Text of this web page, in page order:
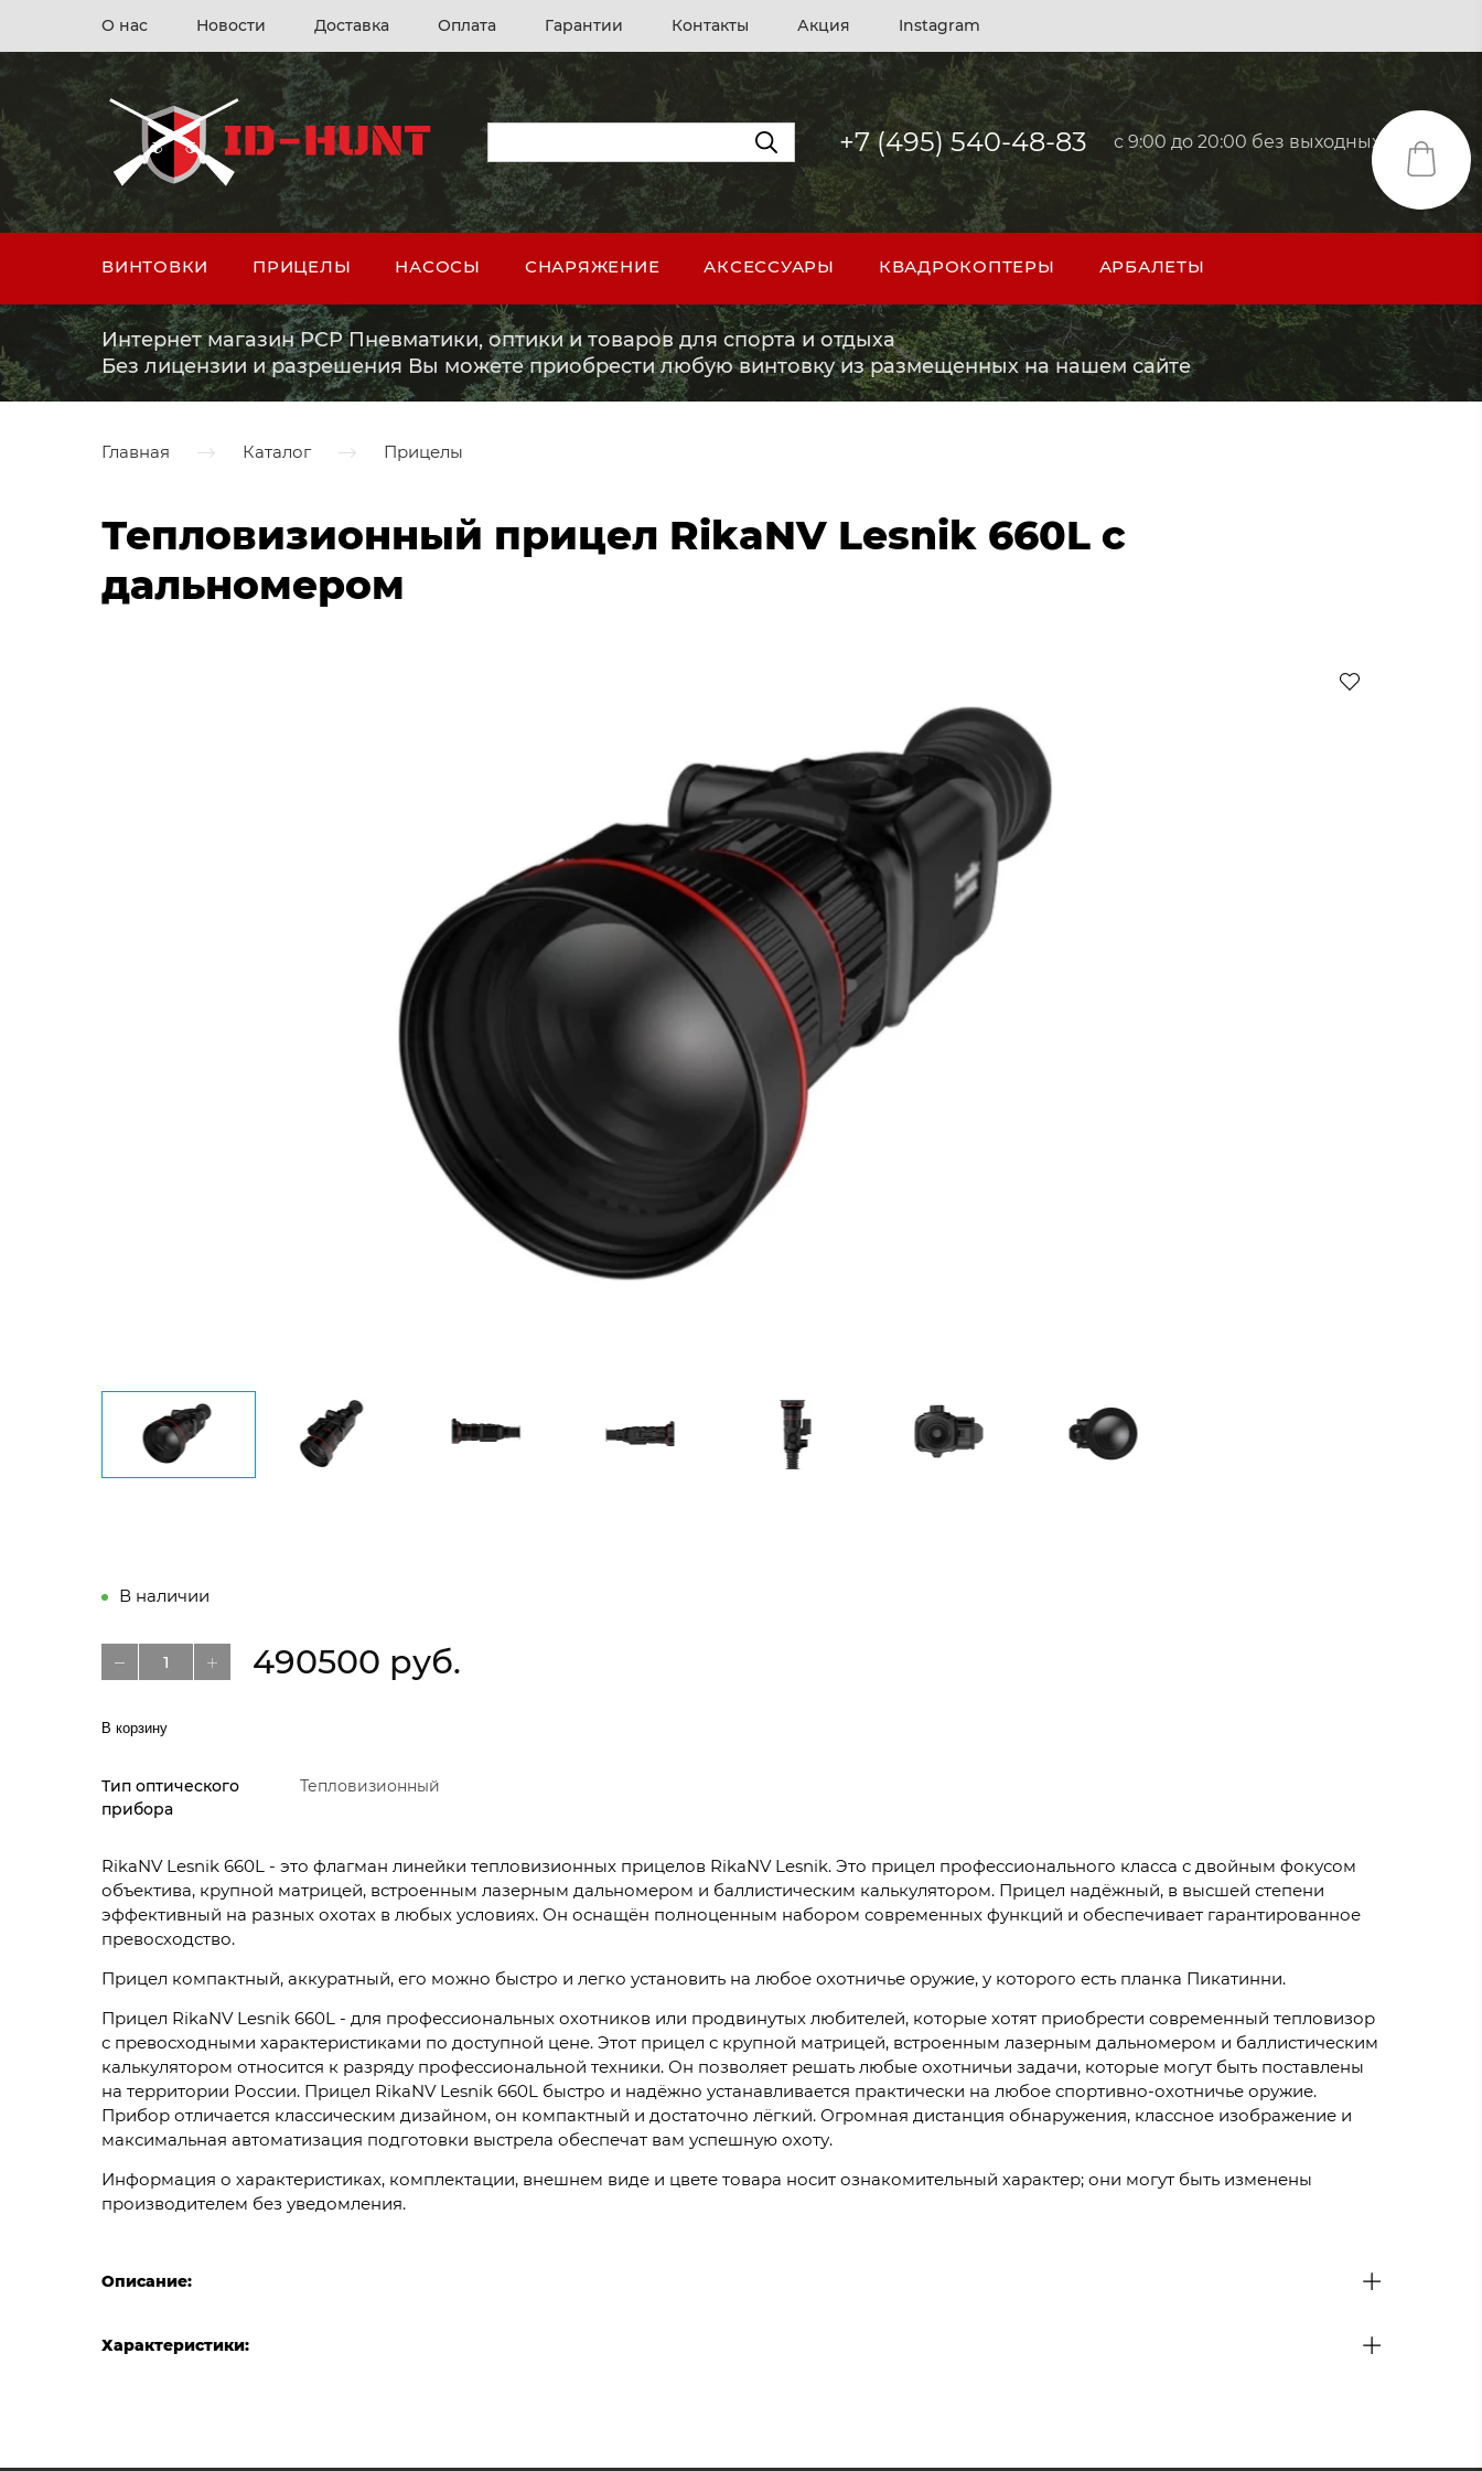
О нас Новости Доставка Оплата Гарантии Контакты Акция Instagram
+7 (495) 540-48-83 с 9:00 до 20:00 без выходных
ВИНТОВКИ ПРИЦЕЛЫ НАСОСЫ СНАРЯЖЕНИЕ АКСЕССУАРЫ КВАДРОКОПТЕРЫ АРБАЛЕТЫ
Интернет магазин PCP Пневматики, оптики и товаров для спорта и отдыха
Без лицензии и разрешения Вы можете приобрести любую винтовку из размещенных на нашем сайте
Главная Каталог Прицелы
Тепловизионный прицел RikaNV Lesnik 660L с
дальномером
В наличии
490500 руб.
В корзину
Тип оптического
прибора
Тепловизионный
RikaNV Lesnik 660L - это флагман линейки тепловизионных прицелов RikaNV Lesnik. Это прицел профессионального класса с двойным фокусом
объектива, крупной матрицей, встроенным лазерным дальномером и баллистическим калькулятором. Прицел надёжный, в высшей степени
эффективный на разных охотах в любых условиях. Он оснащён полноценным набором современных функций и обеспечивает гарантированное
превосходство.
Прицел компактный, аккуратный, его можно быстро и легко установить на любое охотничье оружие, у которого есть планка Пикатинни.
Прицел RikaNV Lesnik 660L - для профессиональных охотников или продвинутых любителей, которые хотят приобрести современный тепловизор
с превосходными характеристиками по доступной цене. Этот прицел с крупной матрицей, встроенным лазерным дальномером и баллистическим
калькулятором относится к разряду профессиональной техники. Он позволяет решать любые охотничьи задачи, которые могут быть поставлены
на территории России. Прицел RikaNV Lesnik 660L быстро и надёжно устанавливается практически на любое спортивно-охотничье оружие.
Прибор отличается классическим дизайном, он компактный и достаточно лёгкий. Огромная дистанция обнаружения, классное изображение и
максимальная автоматизация подготовки выстрела обеспечат вам успешную охоту.
Информация о характеристиках, комплектации, внешнем виде и цвете товара носит ознакомительный характер; они могут быть изменены
производителем без уведомления.
Описание:
Характеристики: